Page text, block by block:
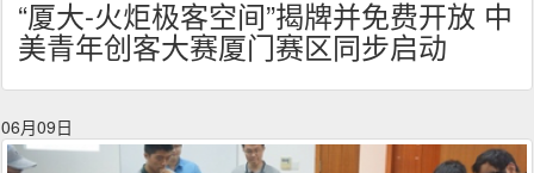
“厦大-火炬极客空间”揭牌并免费开放 中
美青年创客大赛厦门赛区同步启动
06月09日